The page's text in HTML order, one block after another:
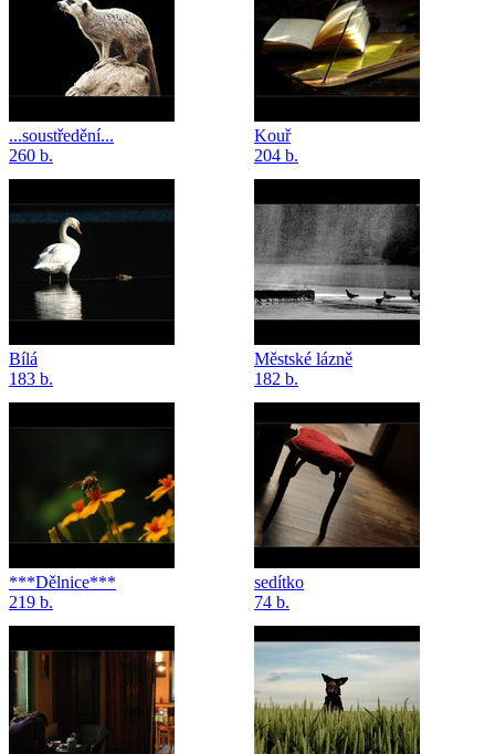
...soustředění...
260 b.
Kouř
204 b.
Bílá
183 b.
Městské lázně
182 b.
***Dělnice***
219 b.
sedítko
74 b.